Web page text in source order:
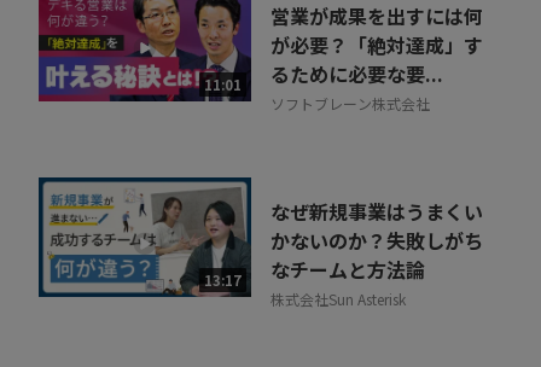
11:01
営業が成果を出すには何
が必要？「絶対達成」す
るために必要な要...
ソフトブレーン株式会社
13:17
なぜ新規事業はうまくい
かないのか？失敗しがち
なチームと方法論
株式会社Sun Asterisk